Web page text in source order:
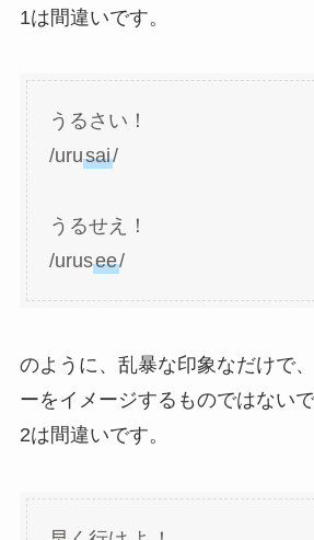
1は間違いです。
うるさい！
/urusai/
うるせえ！
/urusee/
のように、乱暴な印象なだけで
ーをイメージするものではないで
2は間違いです。